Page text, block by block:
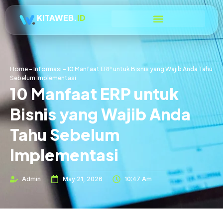
KITAWEB.ID
Home - Informasi - 10 Manfaat ERP untuk Bisnis yang Wajib Anda Tahu
Sebelum Implementasi
10 Manfaat ERP untuk
Bisnis yang Wajib Anda
Tahu Sebelum
Implementasi
Admin May 21, 2026 10:47 Am